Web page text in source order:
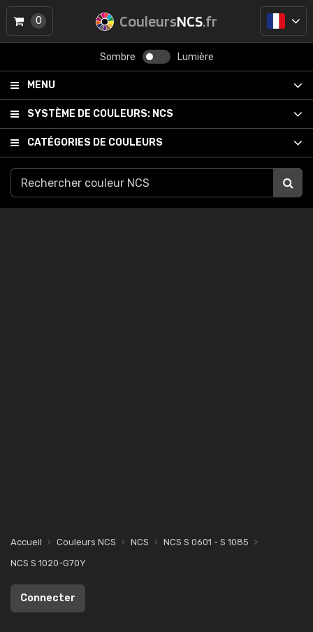
CouleursNCS.fr
Sombre Lumière
MENU
SYSTÈME DE COULEURS: NCS
CATÉGORIES DE COULEURS
0
Accueil Couleurs NCS NCS
NCS S 0601 - S 1085
NCS S 1020-G70Y
Connecter